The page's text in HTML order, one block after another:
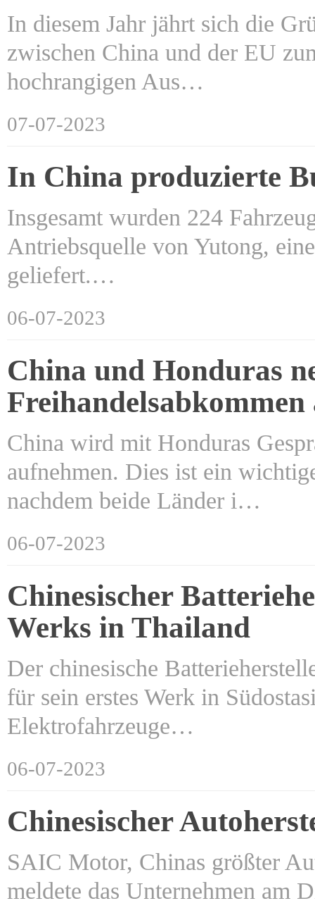
In diesem Jahr jährt sich die
zwischen China und der EU
hochrangigen Aus…
07-07-2023
In China produzierte
Insgesamt wurden 224
Antriebsquelle von Yutong,
geliefert.…
06-07-2023
China und Honduras
Freihandelsabkommen
China wird mit Honduras
aufnehmen. Dies ist ein
nachdem beide Länder i…
06-07-2023
Chinesischer
Werks in Thailand
Der chinesische
für sein erstes Werk in
Elektrofahrzeuge…
06-07-2023
Chinesischer
SAIC Motor, Chinas größter
meldete das Unternehmen am